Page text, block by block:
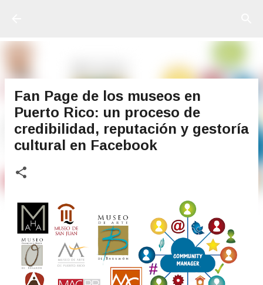
Fan Page de los museos en
Puerto Rico: un proceso de
credibilidad, reputación y gestoría
cultural en Facebook